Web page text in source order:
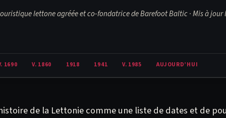
lettone agréée et co-fondatrice de Barefoot Baltic · Mis à jour
1690 V. 1860 1918 1941 V. 1985 AUJOURD’HUI
de la Lettonie comme une liste de dates et de